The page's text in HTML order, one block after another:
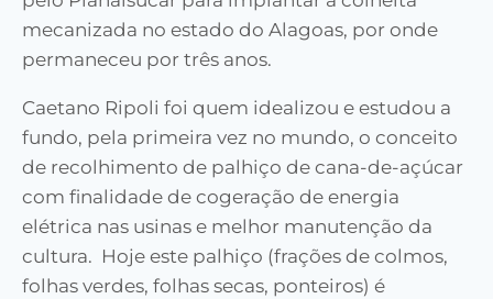
mecanizada no estado do Alagoas, por onde
permaneceu por três anos.
Caetano Ripoli foi quem idealizou e estudou a
fundo, pela primeira vez no mundo, o conceito
de recolhimento de palhiço de cana-de-açúcar
com finalidade de cogeração de energia
elétrica nas usinas e melhor manutenção da
cultura. Hoje este palhiço (frações de colmos,
folhas verdes, folhas secas, ponteiros) é